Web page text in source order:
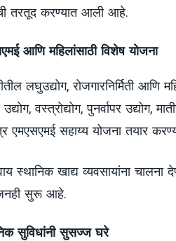
तरतूद करण्यात आली आहे.
आणि महिलांसाठी विशेष योजना
लघुउद्योग, रोजगारनिर्मिती
वस्त्रोद्योग, पुनर्वापर उद्योग,
एमएसएमई सहाय्य योजना तयार
स्थानिक खाद्य व्यवसायांना
सुरू आहे.
सुविधांनी सुसज्ज घरे